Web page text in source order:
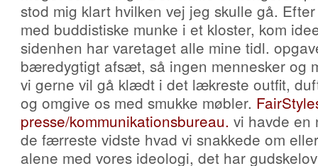
stod mig klart hvilken vej jeg skulle gå.
med buddistiske munke i et kloster, kom
sidenhen har varetaget alle mine tidl.
bæredygtigt afsæt, så ingen mennesker og
vi gerne vil gå klædt i det lækreste outfit,
og omgive os med smukke møbler.
presse/kommunikationsbureau. vi havde en
de færreste vidste hvad vi snakkede om
alene med vores ideologi, det har